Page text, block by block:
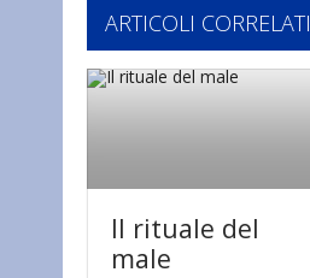
ARTICOLI CORRELATI
Il rituale del
male